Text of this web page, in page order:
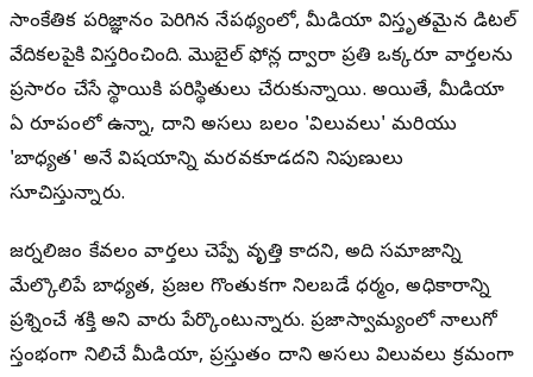
సాంకేతిక పరిజ్ఞానం పెరిగిన నేపథ్యంలో, మీడియా విస్తృతమైన డిజిటల్
వేదికలపైకి విస్తరించింది. మొబైల్ ఫోన్ల ద్వారా ప్రతి ఒక్కరూ వార్తలను
ప్రసారం చేసే స్థాయికి పరిస్థితులు చేరుకున్నాయి. అయితే, మీడియా
ఏ రూపంలో ఉన్నా, దాని అసలు బలం 'విలువలు' మరియు
'బాధ్యత' అనే విషయాన్ని మరవకూడదని నిపుణులు
సూచిస్తున్నారు.
జర్నలిజం కేవలం వార్తలు చెప్పే వృత్తి కాదని, అది సమాజాన్ని
మేల్కొలిపే బాధ్యత, ప్రజల గొంతుకగా నిలబడే ధర్మం, అధికారాన్ని
ప్రశ్నించే శక్తి అని వారు పేర్కొంటున్నారు. ప్రజాస్వామ్యంలో నాలుగో
స్తంభంగా నిలిచే మీడియా, ప్రస్తుతం దాని అసలు విలువలు క్రమంగా